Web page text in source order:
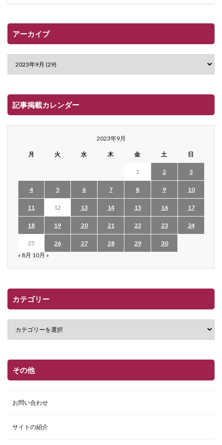
アーカイブ
記事掲載カレンダー
2023年9月
月 火 水 木 金 土 日
1 2 3
4 5 6 7 8 9 10
11 12 13 14 15 16 17
18 19 20 21 22 23 24
25 26 27 28 29
30
« 8月 10月 »
カテゴリー
その他
お問い合わせ
サイトの紹介